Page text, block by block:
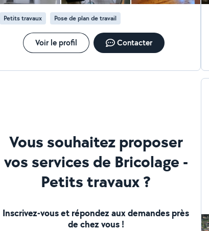
Petits travaux Pose de plan de travail
Voir le profil Contacter
Vous souhaitez proposer
vos services de Bricolage -
Petits travaux ?
Inscrivez-vous et répondez aux demandes près
de chez vous !